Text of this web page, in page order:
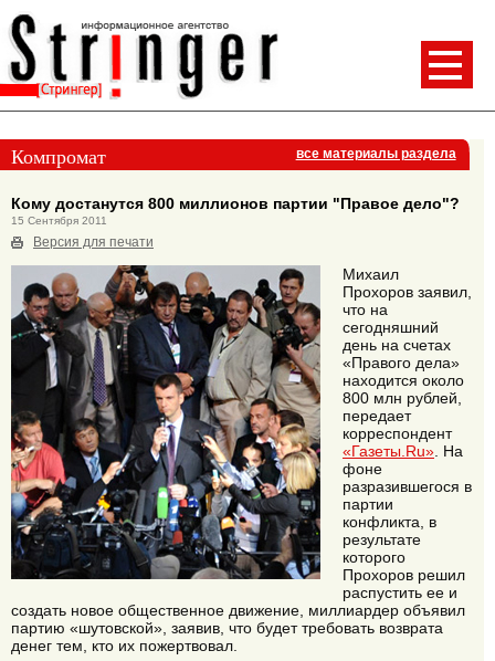
Компромат все материалы раздела
Кому достанутся 800 миллионов партии "Правое дело"?
15 Сентября 2011
Версия для печати
Михаил
Прохоров заявил,
что на
сегодняшний
день на счетах
«Правого дела»
находится около
800 млн рублей,
передает
корреспондент
«Газеты.Ru». На
фоне
разразившегося в
партии
конфликта, в
результате
которого
Прохоров решил
распустить ее и
создать новое общественное движение, миллиардер объявил
партию «шутовской», заявив, что будет требовать возврата
денег тем, кто их пожертвовал.